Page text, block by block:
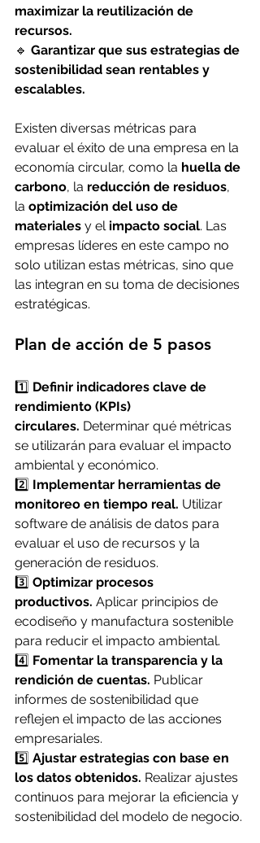
maximizar la reutilización de
recursos.
🔹 Garantizar que sus estrategias de
sostenibilidad sean rentables y
escalables.
Existen diversas métricas para
evaluar el éxito de una empresa en la
economía circular, como la huella de
carbono, la reducción de residuos,
la optimización del uso de
materiales y el impacto social. Las
empresas líderes en este campo no
solo utilizan estas métricas, sino que
las integran en su toma de decisiones
estratégicas.
Plan de acción de 5 pasos
1️⃣ Definir indicadores clave de
rendimiento (KPIs)
circulares. Determinar qué métricas
se utilizarán para evaluar el impacto
ambiental y económico.
2️⃣ Implementar herramientas de
monitoreo en tiempo real. Utilizar
software de análisis de datos para
evaluar el uso de recursos y la
generación de residuos.
3️⃣ Optimizar procesos
productivos. Aplicar principios de
ecodiseño y manufactura sostenible
para reducir el impacto ambiental.
4️⃣ Fomentar la transparencia y la
rendición de cuentas. Publicar
informes de sostenibilidad que
reflejen el impacto de las acciones
empresariales.
5️⃣ Ajustar estrategias con base en
los datos obtenidos. Realizar ajustes
continuos para mejorar la eficiencia y
sostenibilidad del modelo de negocio.